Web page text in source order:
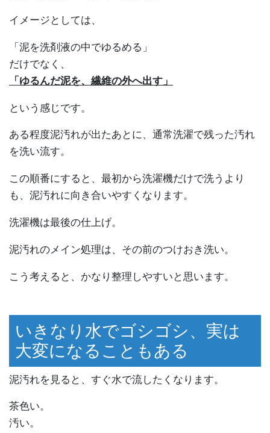
イメージとしては、
「泥を洗剤液の中でゆるめる」
だけでなく、
「ゆるんだ泥を、繊維の外へ出す」
という感じです。
ある程度泥汚れが出たあとに、通常洗濯で残った汚れ
を洗い流す。
この順番にすると、最初から洗濯機だけで洗うより
も、泥汚れに向き合いやすくなります。
洗濯機は最後の仕上げ。
泥汚れのメイン処理は、その前のつけおき洗い。
こう考えると、かなり整理しやすいと思います。
いきなり水でゴシゴシ、実は
大変になることもある
泥汚れを見ると、すぐ水で流したくなります。
茶色い。
汚い。